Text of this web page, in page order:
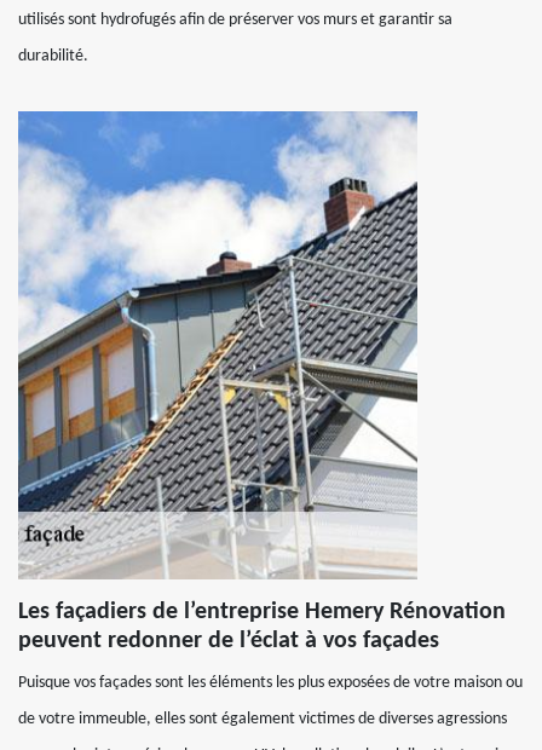
utilisés sont hydrofugés afin de préserver vos murs et garantir sa
durabilité.
Les façadiers de l’entreprise Hemery Rénovation
peuvent redonner de l’éclat à vos façades
Puisque vos façades sont les éléments les plus exposées de votre maison ou
de votre immeuble, elles sont également victimes de diverses agressions